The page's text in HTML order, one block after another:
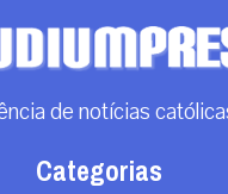
de notícias
Categorias